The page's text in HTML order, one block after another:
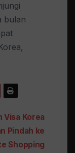
bulan
Visa Korea
Pindah ke
Shopping